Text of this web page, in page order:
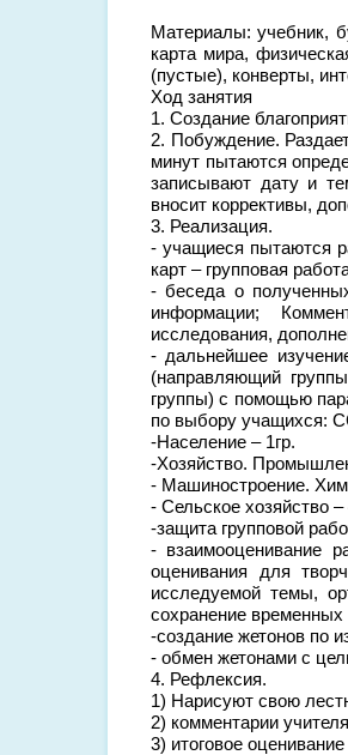
Материалы: учебник,
карта мира,
(пустые), конверты,
Ход занятия
1. Создание
2. Побуждение.
минут пытаются
записывают дату и
вносит коррективы,
3. Реализация.
- учащиеся пытаются
карт – групповая
- беседа о
информации;
исследования,
- дальнейшее
(направляющий
группы) с помощью
по выбору учащихся:
-Население – 1гр.
-Хозяйство.
- Машиностроение.
- Сельское хозяйство –
-защита групповой
- взаимооценивание
оценивания для
исследуемой темы,
сохранение
-создание жетонов по
- обмен жетонами с
4. Рефлексия.
1) Нарисуют свою
2) комментарии
3) итоговое